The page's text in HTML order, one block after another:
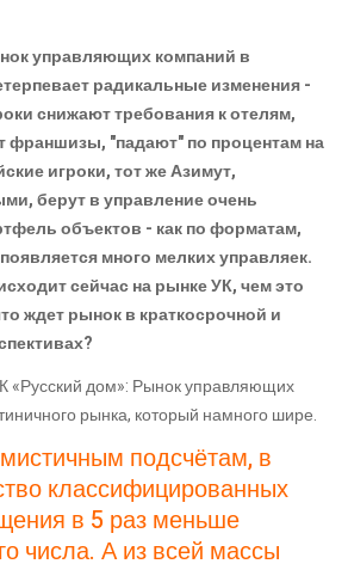
управляющих компаний в
радикальные изменения -
снижают требования к отелям,
франшизы, "падают" по процентам на
игроки, тот же Азимут,
берут в управление очень
объектов - как по форматам,
много мелких управляек.
сейчас на рынке УК, чем это
ждет рынок в краткосрочной и
«Русский дом»: Рынок управляющих
рынка, который намного шире.
подсчётам, в
классифицированных
в 5 раз меньше
числа. А из всей массы